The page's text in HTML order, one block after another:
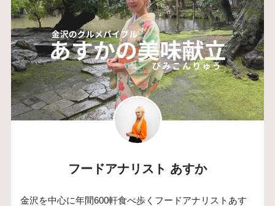
フードアナリスト あすか
金沢を中心に年間600軒食べ歩くフードアナリストあす